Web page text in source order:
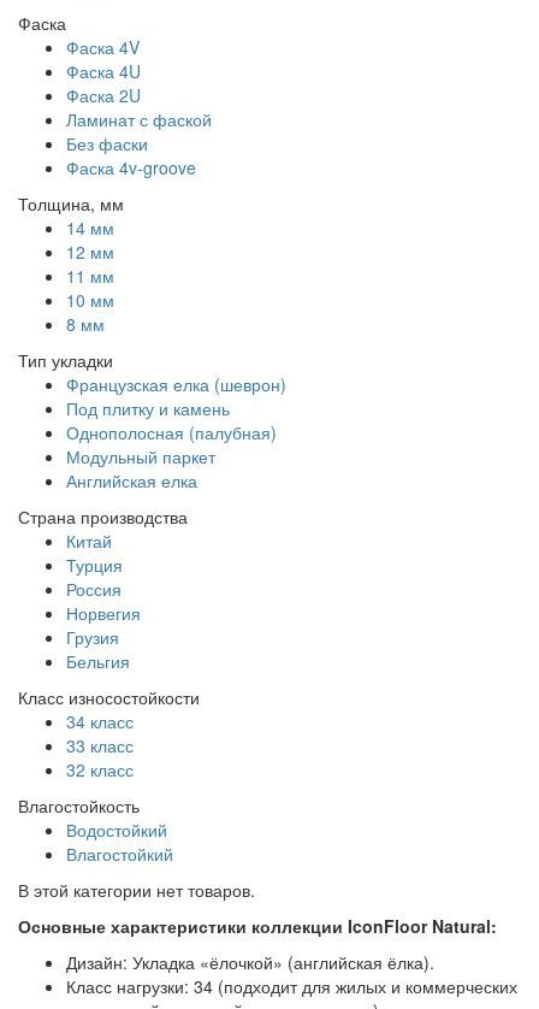
Фаска
Фаска 4V
Фаска 4U
Фаска 2U
Ламинат с фаской
Без фаски
Фаска 4v-groove
Толщина, мм
14 мм
12 мм
11 мм
10 мм
8 мм
Тип укладки
Французская елка (шеврон)
Под плитку и камень
Однополосная (палубная)
Модульный паркет
Английская елка
Страна производства
Китай
Турция
Россия
Норвегия
Грузия
Бельгия
Класс износостойкости
34 класс
33 класс
32 класс
Влагостойкость
Водостойкий
Влагостойкий
В этой категории нет товаров.
Основные характеристики коллекции IconFloor Natural:
Дизайн: Укладка «ёлочкой» (английская ёлка).
Класс нагрузки: 34 (подходит для жилых и коммерческих